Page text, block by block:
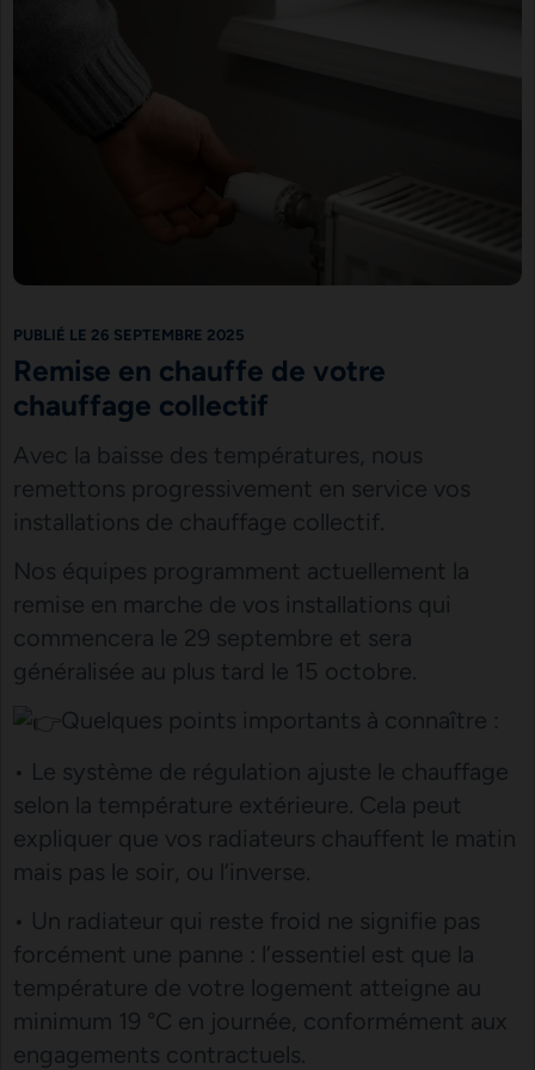
PUBLIÉ LE 26 SEPTEMBRE 2025
Remise en chauffe de votre
chauffage collectif
Avec la baisse des températures, nous
remettons progressivement en service vos
installations de chauffage collectif.
Nos équipes programment actuellement la
remise en marche de vos installations qui
commencera le 29 septembre et sera
généralisée au plus tard le 15 octobre.
Quelques points importants à connaître :
• Le système de régulation ajuste le chauffage
selon la température extérieure. Cela peut
expliquer que vos radiateurs chauffent le matin
mais pas le soir, ou l’inverse.
• Un radiateur qui reste froid ne signifie pas
forcément une panne : l’essentiel est que la
température de votre logement atteigne au
minimum 19 °C en journée, conformément aux
engagements contractuels.